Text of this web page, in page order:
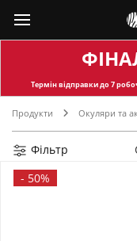
Термін відправкидо 7
Продукти Окуляри та
Фільтр
- 50%